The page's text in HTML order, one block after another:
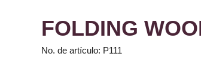
FOLDING
No. de artículo: P111